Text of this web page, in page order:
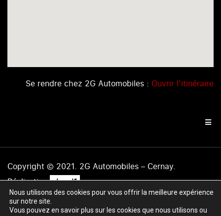
Se rendre chez 2G Automobiles : Ouvrir l’itinéraire
Copyright © 2021. 2G Automobiles – Cernay.
Réalisation .level1
Mentions légales|Politique de confidentialité|Plan du
site
Nous utilisons des cookies pour vous offrir la meilleure expérience
sur notre site.
Vous pouvez en savoir plus sur les cookies que nous utilisons ou